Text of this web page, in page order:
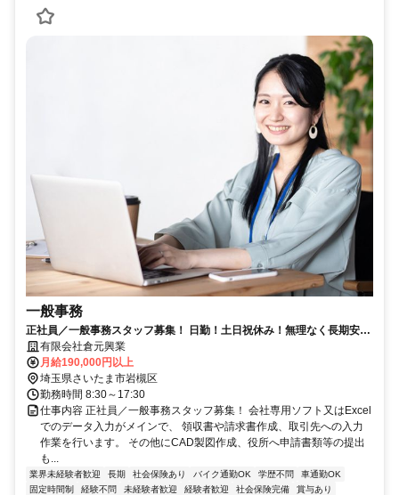
一般事務
正社員／一般事務スタッフ募集！ 日勤！土日祝休み！無理なく長期安定
して働けます！
有限会社倉元興業
月給190,000円以上
埼玉県さいたま市岩槻区
勤務時間 8:30～17:30
仕事内容 正社員／一般事務スタッフ募集！ 会社専用ソフト又はExcel
でのデータ入力がメインで、 領収書や請求書作成、取引先への入力
作業を行います。 その他にCAD製図作成、役所へ申請書類等の提出
も...
業界未経験者歓迎 長期 社会保険あり バイク通勤OK 学歴不問
車通勤OK
固定時間制
経験不問 未経験者歓迎 経験者歓迎 社会保険完備
賞与あり